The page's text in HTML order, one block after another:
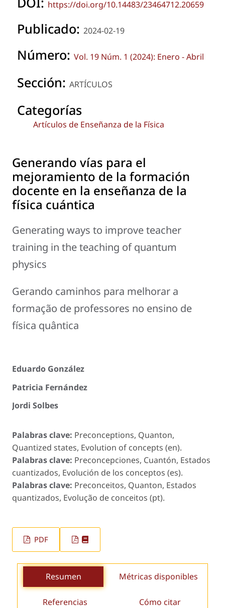
https://doi.org/10.14483/23464712.20659
Publicado: 2024-02-19
Número: Vol. 19 Núm. 1 (2024): Enero - Abril
Sección: ARTÍCULOS
Categorías
Artículos de Enseñanza de la Física
Generando vías para el
mejoramiento de la formación
docente en la enseñanza de la
física cuántica
Generating ways to improve teacher
training in the teaching of quantum
physics
Gerando caminhos para melhorar a
formação de professores no ensino de
física quântica
Eduardo González
Patricia Fernández
Jordi Solbes
Palabras clave: Preconceptions, Quanton,
Quantized states, Evolution of concepts (en).
Palabras clave: Preconcepciones, Cuantón, Estados
cuantizados, Evolución de los conceptos (es).
Palabras clave: Preconceitos, Quanton, Estados
quantizados, Evolução de conceitos (pt).
PDF
Resumen Métricas disponibles
Referencias Cómo citar